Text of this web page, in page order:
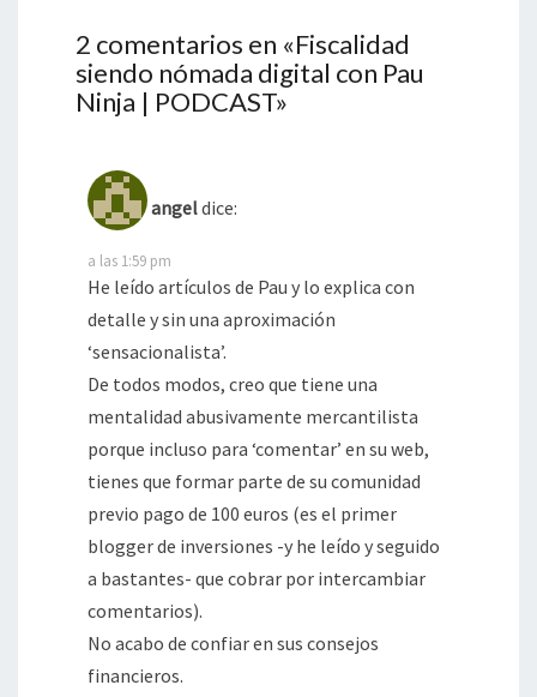
2 comentarios en «Fiscalidad
siendo nómada digital con Pau
Ninja | PODCAST»
angeldice:
a las 1:59 pm
He leído artículos de Pau y lo explica con
detalle y sin una aproximación
‘sensacionalista’.
De todos modos, creo que tiene una
mentalidad abusivamente mercantilista
porque incluso para ‘comentar’ en su web,
tienes que formar parte de su comunidad
previo pago de 100 euros (es el primer
blogger de inversiones -y he leído y seguido
a bastantes- que cobrar por intercambiar
comentarios).
No acabo de confiar en sus consejos
financieros.